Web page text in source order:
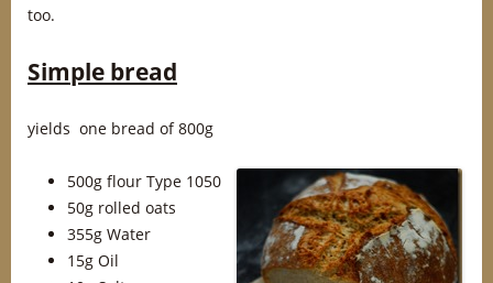
too.
Simple bread
yields one bread of 800g
500g flour Type 1050
50g rolled oats
355g Water
15g Oil